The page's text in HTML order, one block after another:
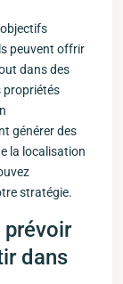
peuvent offrir
dans des
propriétés
générer des
la localisation
​stratégie.
prévoir
dans